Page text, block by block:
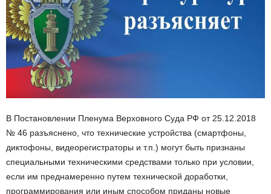
В Постановлении Пленума Верховного Суда РФ от 25.12.2018
№ 46 разъяснено, что технические устройства (смартфоны,
диктофоны, видеорегистраторы и т.п.) могут быть признаны
специальными техническими средствами только при условии,
если им преднамеренно путем технической доработки,
программирования или иным способом приданы новые